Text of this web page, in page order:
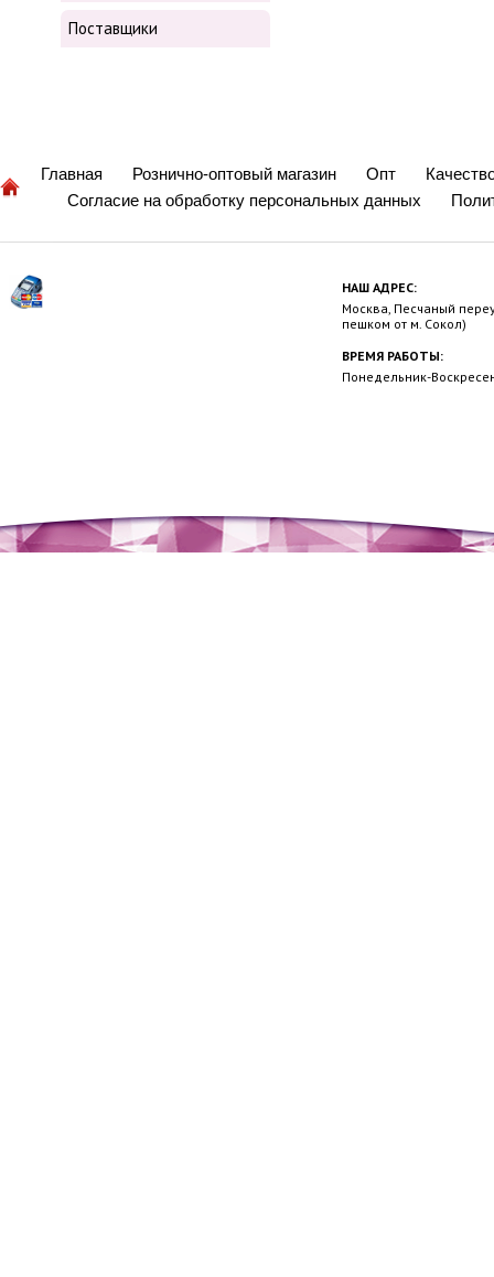
Поставщики
Главная Рознично-оптовый магазин Опт
Согласие на обработку персональных данных
НАШ АДРЕС:
Москва, Песчаный
пешком от м. Сокол)
ВРЕМЯ РАБОТЫ:
Понедельник-